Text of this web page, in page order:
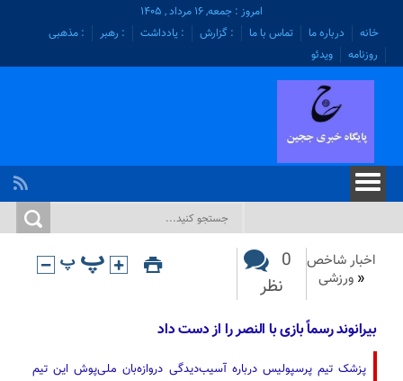
امروز : جمعه, ۱۶ مرداد , ۱۴۰۵
خانه
درباره ما تماس با ما : گزارش : یادداشت : رهبر
: مذهبی
روزنامه
ویدئو
اخبار شاخص
« ورزشی
0
نظر
بیرانوند رسماً بازی با النصر را از دست داد
پزشک تیم پرسپولیس درباره آسیب‌دیدگی دروازه‌بان ملی‌پوش این تیم